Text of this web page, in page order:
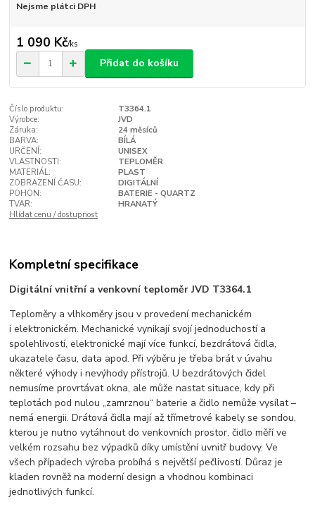
Nejsme plátci DPH
1 090 Kč/ks
Přidat do košíku
Číslo produktu:
T3364.1
Výrobce:
JVD
Záruka:
24 měsíců
BARVA:
BÍLÁ
URČENÍ:
UNISEX
VLASTNOSTI:
TEPLOMĚR
MATERIÁL:
PLAST
ZOBRAZENÍ ČASU:
DIGITÁLNÍ
POHON:
BATERIE - QUARTZ
TVAR:
HRANATÝ
Hlídat cenu / dostupnost
Kompletní specifikace
Digitální vnitřní a venkovní teploměr JVD T3364.1
Teploměry a vlhkoměry jsou v provedení mechanickém
i elektronickém. Mechanické vynikají svojí jednoduchostí a
spolehlivostí, elektronické mají více funkcí, bezdrátová čidla,
ukazatele času, data apod. Při výběru je třeba brát v úvahu
některé výhody i nevýhody přístrojů. U bezdrátových čidel
nemusíme provrtávat okna, ale může nastat situace, kdy při
teplotách pod nulou „zamrznou“ baterie a čidlo nemůže vysílat –
nemá energii. Drátová čidla mají až třímetrové kabely se sondou,
kterou je nutno vytáhnout do venkovních prostor, čidlo měří ve
velkém rozsahu bez výpadků díky umístění uvnitř budovy. Ve
všech případech výroba probíhá s největší pečlivostí. Důraz je
kladen rovněž na moderní design a vhodnou kombinaci
jednotlivých funkcí.